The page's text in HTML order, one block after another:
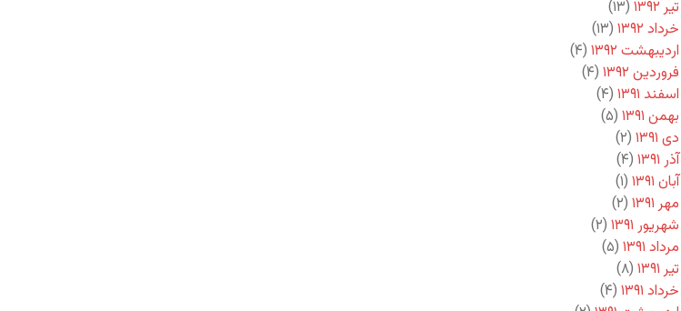
تیر ۱۳۹۲
(۱۳)
خرداد ۱۳۹۲
(۱۳)
اردیبهشت ۱۳۹۲
(۴)
فروردین ۱۳۹۲
(۴)
اسفند ۱۳۹۱
(۴)
بهمن ۱۳۹۱
(۵)
دی ۱۳۹۱
(۲)
آذر ۱۳۹۱
(۴)
آبان ۱۳۹۱
(۱)
مهر ۱۳۹۱
(۲)
شهریور ۱۳۹۱
(۲)
مرداد ۱۳۹۱
(۵)
تیر ۱۳۹۱
(۸)
خرداد ۱۳۹۱
(۴)